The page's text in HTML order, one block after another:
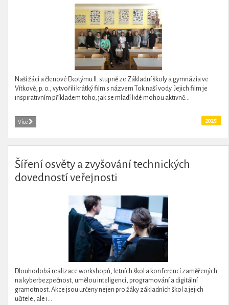
Naši žáci a členové Ekotýmu II. stupně ze Základní školy a gymnázia ve
Vítkově, p. o., vytvořili krátký film s názvem Tok naší vody. Jejich film je
inspirativním příkladem toho, jak se mladí lidé mohou aktivně...
Více 2025
Šíření osvěty a zvyšování technických
dovedností veřejnosti
Dlouhodobá realizace workshopů, letních škol a konferencí zaměřených
na kyberbezpečnost, umělou inteligenci, programování a digitální
gramotnost. Akce jsou určeny nejen pro žáky základních škol a jejich
učitele, ale i...